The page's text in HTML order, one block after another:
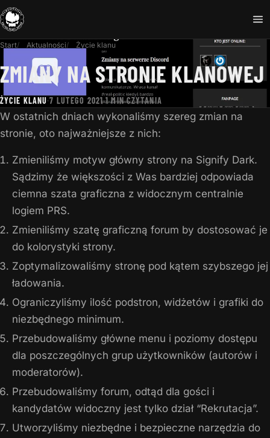
Start Aktualności Życie klanu
ZMIANY NA STRONIE KLANOWEJ
ŻYCIE KLANU·7 LUTEGO 2021·1 MIN CZYTANIA
W ostatnich dniach wykonaliśmy szereg zmian na
stronie, oto najważniejsze z nich:
Zmieniliśmy motyw główny strony na Signify Dark.
Sądzimy że większości z Was bardziej odpowiada
ciemna szata graficzna z widocznym centralnie
logiem PRS.
Zmieniliśmy szatę graficzną forum by dostosować je
do kolorystyki strony.
Zoptymalizowaliśmy stronę pod kątem szybszego jej
ładowania.
Ograniczyliśmy ilość podstron, widżetów i grafiki do
niezbędnego minimum.
Przebudowaliśmy główne menu i poziomy dostępu
dla poszczególnych grup użytkowników (autorów i
moderatorów).
Przebudowaliśmy forum, odtąd dla gości i
kandydatów widoczny jest tylko dział “Rekrutacja”.
Utworzyliśmy niezbędne i bezpieczne narzędzia do